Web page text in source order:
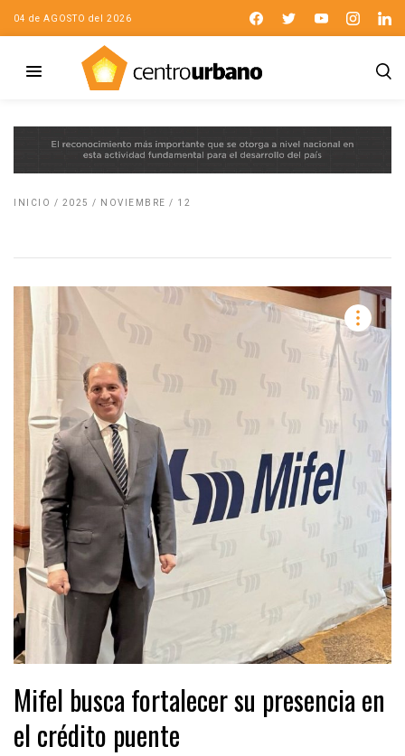
04 de AGOSTO del 2026
INICIO / 2025 / NOVIEMBRE / 12
Mifel busca fortalecer su presencia en
el crédito puente